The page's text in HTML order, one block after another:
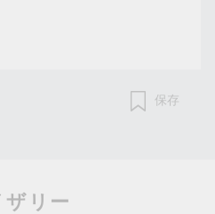
保存
リー